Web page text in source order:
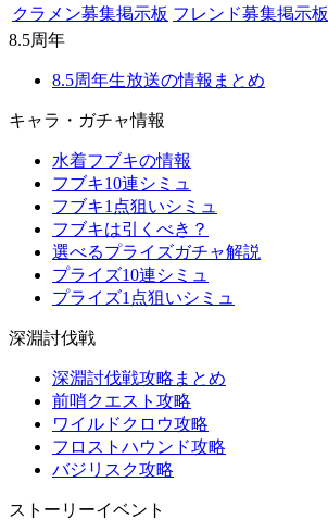
クラメン募集掲示板 フレンド募集掲示板
8.5周年
8.5周年生放送の情報まとめ
キャラ・ガチャ情報
水着フブキの情報
フブキ10連シミュ
フブキ1点狙いシミュ
フブキは引くべき？
選べるプライズガチャ解説
プライズ10連シミュ
プライズ1点狙いシミュ
深淵討伐戦
深淵討伐戦攻略まとめ
前哨クエスト攻略
ワイルドクロウ攻略
フロストハウンド攻略
バジリスク攻略
ストーリーイベント